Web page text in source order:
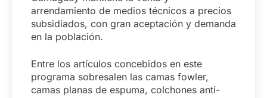
arrendamiento de medios técnicos a precios
subsidiados, con gran aceptación y demanda
en la población.
Entre los artículos concebidos en este
programa sobresalen las camas fowler,
camas planas de espuma, colchones anti-